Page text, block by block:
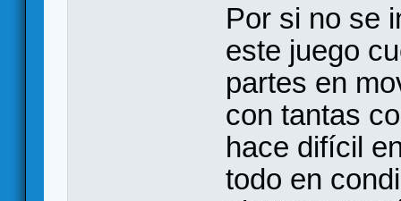
Por si no se
este juego
partes en
con tantas
hace difícil
todo en